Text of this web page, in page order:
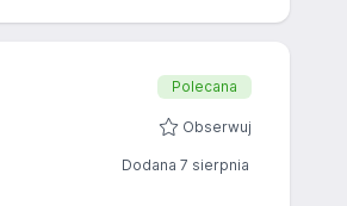
Polecana
Obserwuj
Dodana 7 sierpnia